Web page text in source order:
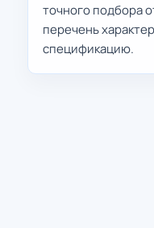
точного подбора
перечень
спецификацию.